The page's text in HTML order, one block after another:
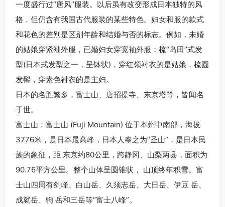
一度盛行过“唐风”服装。以后虽有改变形成日本独特的风
格，但仍含有我国古代服装的某些特色。妇女和服的款式
和花色的差别是区别年龄和结婚与否的标志。例如，未婚
的姑娘穿紧袖外服，已婚妇女穿宽袖外服；梳“岛田”式发
型(日本式发型之一，呈钵状)，穿红领衬衣的是姑娘，梳圆
发髻，穿素色衬衣的是主妇。
日本的名胜繁多，富士山、唐招提寺、东京塔等，皆闻名
于世。
富士山：富士山 (Fuji Mountain) 位于本州中南部，海拔
3776米，是日本最高峰，日本人奉之为“圣山”，是日本民
族的象征，距 东京约80公里，跨静冈、山梨两县，面积为
90.76平方公里。整个山体呈圆锥状， 山顶终年积雪。富
士山四周有剑峰、白山岳、久须志岳、大日岳、伊豆 岳、
成就岳、驹 岳和三岳等“富士八峰”。